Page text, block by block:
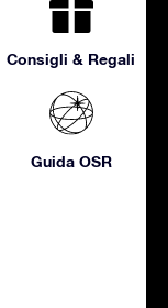
Consigli & Regali
Guida OSR